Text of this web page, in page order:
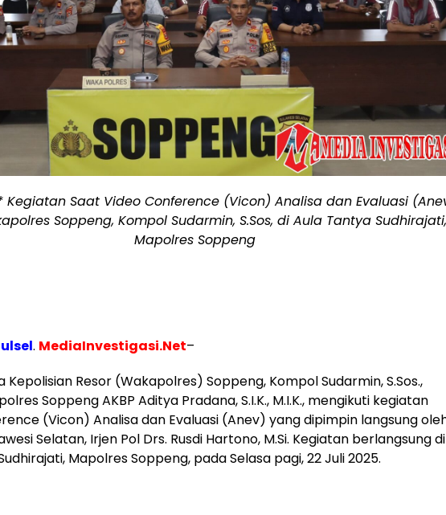
Kegiatan Saat Video Conference (Vicon) Analisa dan Evaluasi
Soppeng, Kompol Sudarmin, S.Sos, di Aula Tantya Sudhirajati,
Mapolres Soppeng
. MediaInvestigasi.Net–
Kepolisian Resor (Wakapolres) Soppeng, Kompol Sudarmin, S.Sos.,
Soppeng AKBP Aditya Pradana, S.I.K., M.I.K., mengikuti kegiatan
(Vicon) Analisa dan Evaluasi (Anev) yang dipimpin langsung
Selatan, Irjen Pol Drs. Rusdi Hartono, M.Si. Kegiatan berlangsung di
Mapolres Soppeng, pada Selasa pagi, 22 Juli 2025.